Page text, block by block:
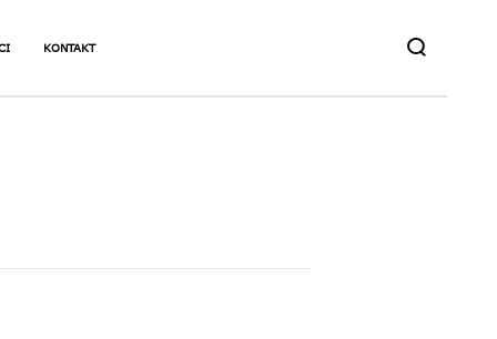
KONTAKT